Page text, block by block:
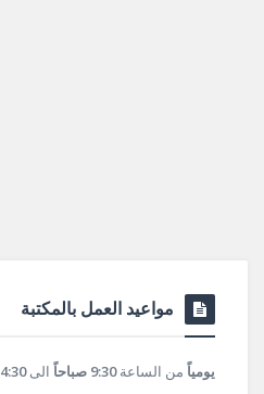
مواعيد العمل بالمكتبة
يومياً من الساعة9:30 صباحاً الى4:30 مساءً